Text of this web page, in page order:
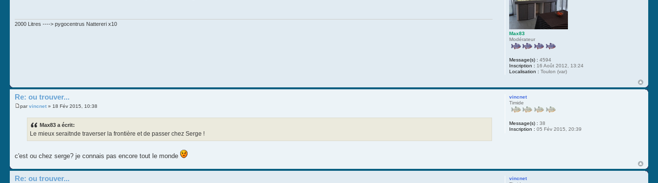
2000 Litres ----> pygocentrus Nattereri x10
Max83
Modérateur
Message(s) : 4594
Inscription : 16 Août 2012, 13:24
Localisation : Toulon (var)
Re: ou trouver...
parvincnet » 18 Fév 2015, 10:38
Max83 a écrit:
Le mieux seraitnde traverser la frontière et de passer chez Serge !
c'est ou chez serge? je connais pas encore tout le monde
vincnet
Timide
Message(s) : 38
Inscription : 05 Fév 2015, 20:39
Re: ou trouver...
vincnet